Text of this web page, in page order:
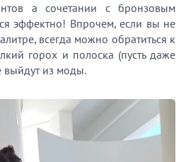
а сочетании с бронзовым
эффектно! Впрочем, если вы не
всегда можно обратиться к
горох и полоска (пусть даже
выйдут из моды.